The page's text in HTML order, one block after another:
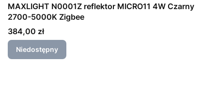
MAXLIGHT N0001Z reflektor MICRO11 4W Czarny
2700-5000K Zigbee
Cena
384,00 zł
Niedostępny